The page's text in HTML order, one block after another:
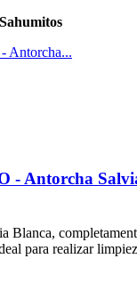
- Antorcha
Blanca,
para realizar